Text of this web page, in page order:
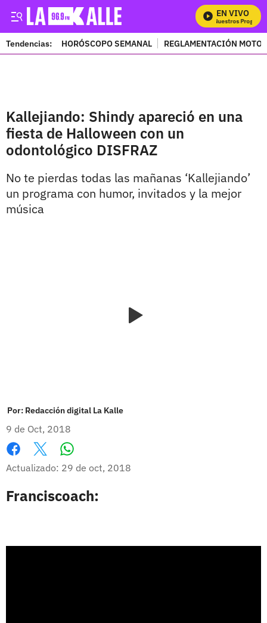
EN VIVO
Mira Todos Nuestros Programas
Tendencias: HORÓSCOPO SEMANAL REGLAMENTACIÓN
Kallejiando: Shindy apareció en una
fiesta de Halloween con un
odontológico DISFRAZ
No te pierdas todas las mañanas ‘Kallejiando’
un programa con humor, invitados y la mejor
música
Por: Redacción digital La Kalle
9 de Oct, 2018
Facebook
X Whatsapp
Actualizado: 29 de oct, 2018
Franciscoach: